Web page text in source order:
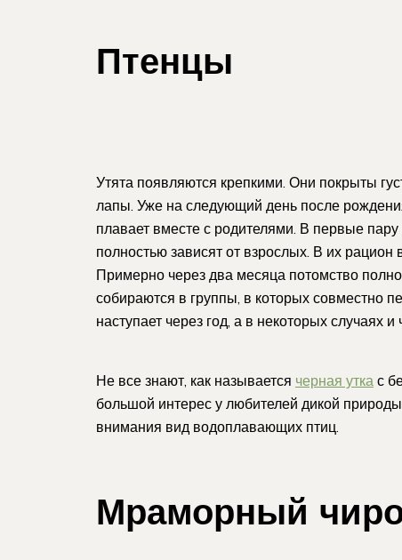
Птенцы
Утята появляются крепкими. Они покрыты
лапы. Уже на следующий день после
плавает вместе с родителями. В первые
полностью зависят от взрослых. В их
Примерно через два месяца потомство
собираются в группы, в которых совместно
наступает через год, а в некоторых случаях и
Не все знают, как называется черная утка с
большой интерес у любителей дикой
внимания вид водоплавающих птиц.
Мраморный